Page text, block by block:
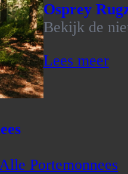
Osprey
Bekijk de
Lees meer
Portemonnees